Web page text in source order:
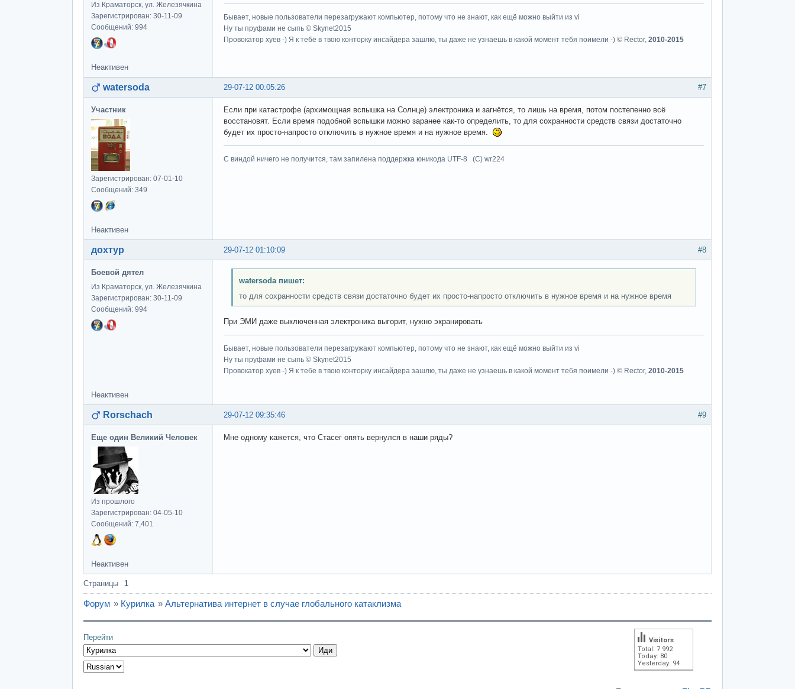
Из Краматорск, ул. Железячкина
Зарегистрирован: 30-11-09
Сообщений: 994
Бывает, новые пользователи перезагружают компьютер, потому что не знают, как ещё можно выйти из vi
Ну ты пруфами не сыпь © Skynet2015
Провокатор хуев -) Я к тебе в твою конторку инсайдера зашлю, ты даже не узнаешь в какой момент тебя поимели -) © Rector, 2010-2015
Неактивен
#7
29-07-12 00:05:26
watersoda
Участник
Зарегистрирован: 07-01-10
Сообщений: 349
Если при катастрофе (архимощная вспышка на Солнце) электроника и загнётся, то лишь на время, потом постепенно всё
восстановят. Если время подобной вспышки можно заранее как-то определить, то для сохранности средств связи достаточно
будет их просто-напросто отключить в нужное время и на нужное время.
С виндой ничего не получится, там запилена поддержка юникода UTF-8 (C) wr224
Неактивен
#8
29-07-12 01:10:09
дохтур
Боевой дятел
Из Краматорск, ул. Железячкина
Зарегистрирован: 30-11-09
Сообщений: 994
watersoda пишет:
то для сохранности средств связи достаточно будет их просто-напросто отключить в нужное время и на нужное время
При ЭМИ даже выключенная электроника выгорит, нужно экранировать
Бывает, новые пользователи перезагружают компьютер, потому что не знают, как ещё можно выйти из vi
Ну ты пруфами не сыпь © Skynet2015
Провокатор хуев -) Я к тебе в твою конторку инсайдера зашлю, ты даже не узнаешь в какой момент тебя поимели -) © Rector, 2010-2015
Неактивен
#9
29-07-12 09:35:46
Rorschach
Еще один Великий Человек
Из прошлого
Зарегистрирован: 04-05-10
Сообщений: 7,401
Мне одному кажется, что Стасег опять вернулся в наши ряды?
Неактивен
Страницы 1
Форум » Курилка » Альтернатива интернет в случае глобального катаклизма
Перейти
Total: 7 992
Today: 80
Yesterday: 94
Visitors